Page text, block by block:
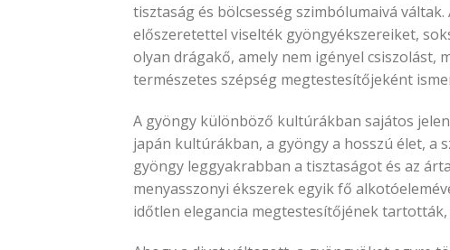
tisztaság és bölcsesség szimbólumaivá
előszeretettel viselték gyöngyékszereiket,
olyan drágakő, amely nem igényel csiszolást,
természetes szépség megtestesítőjeként
A gyöngy különböző kultúrákban sajátos
japán kultúrákban, a gyöngy a hosszú élet, a
gyöngy leggyakrabban a tisztaságot és az
menyasszonyi ékszerek egyik fő
időtlen elegancia megtestesítőjének